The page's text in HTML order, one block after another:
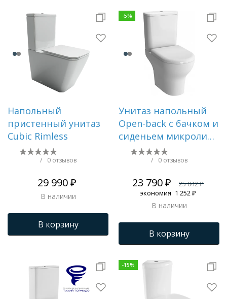
Напольный
пристенный унитаз
Cubic Rimless
/ 0 отзывов
29 990 ₽
В наличии
В корзину
-5%
Унитаз напольный
Open-back с бачком и
сиденьем микролифт
Zentrum 9012B003-
/ 0 отзывов
23 790 ₽
25 042 ₽
экономия 1 252 ₽
В наличии
В корзину
-15%